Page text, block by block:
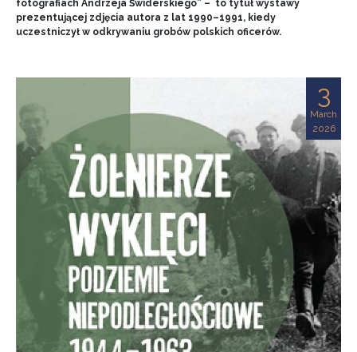
fotografiach Andrzeja Świderskiego” – to tytuł wystawy
prezentującej zdjęcia autora z lat 1990–1991, kiedy
uczestniczył w odkrywaniu grobów polskich oficerów.
3
March
2026